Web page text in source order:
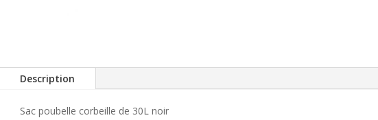
Description
Sac poubelle corbeille de 30L noir